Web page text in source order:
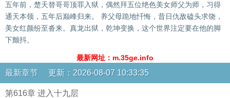
五年前，楚天替哥哥顶罪入狱，偶然拜五位绝色美女师父为师，习得
通天本领，五年后巅峰归来。 养父母跪地忏悔，昔日仇敌磕头求饶，
美女红颜纷至沓来。真龙出狱，乾坤变换，这个世界注定要在他的脚
下颤抖。
最新网址：m.35ge.info
最新章节 更新：2026-08-07 10:33:35
第616章 进入十九层